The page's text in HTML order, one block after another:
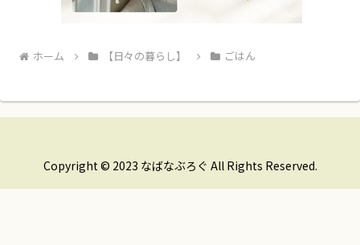
ホーム 【日々の暮らし】 ごはん
Copyright © 2023 なばなぶろぐ All Rights Reserved.